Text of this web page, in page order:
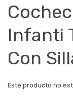
Infanti
Con
Este producto no